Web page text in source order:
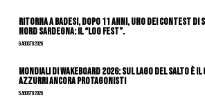
Ritorna a Badesi, dopo 11 anni, uno dei contest
nord Sardegna: il “Log Fest”.
6 Agosto 2026
Mondiali di Wakeboard 2026: sul Lago del Salto è
azzurri ancora protagonisti
5 Agosto 2026